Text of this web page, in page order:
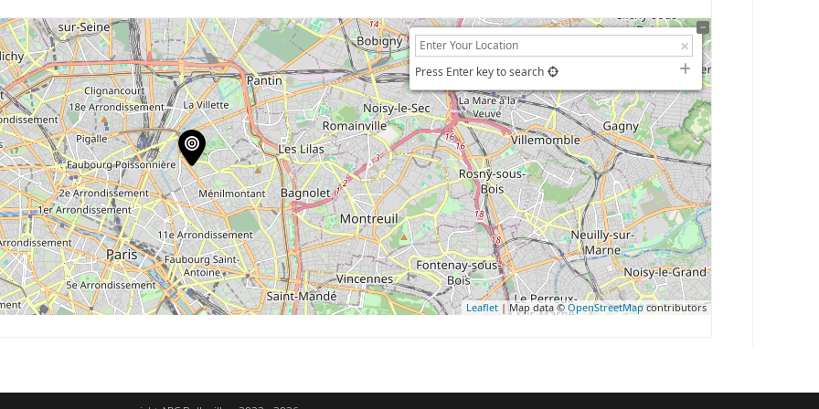
Press Enter key to search
Leaflet| Map data ©OpenStreetMapcontributors